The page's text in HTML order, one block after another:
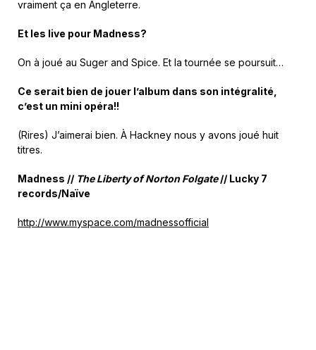
vraiment ça en Angleterre.
Et les live pour Madness?
On à joué au Suger and Spice. Et la tournée se poursuit…
Ce serait bien de jouer l’album dans son intégralité,
c’est un mini opéra!!
(Rires) J’aimerai bien. À Hackney nous y avons joué huit
titres.
Madness // The Liberty of Norton Folgate// Lucky 7
records/Naïve
http://www.myspace.com/madnessofficial